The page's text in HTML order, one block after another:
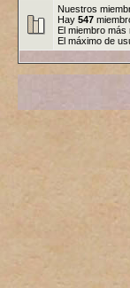
Nuestros
Hay 547
El miembro más
El máximo de